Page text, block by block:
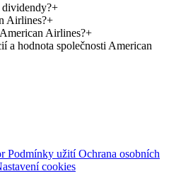
+
Airlines?+
Airlines?+
a hodnota společnosti American
Podmínky užitíOchrana osobních
cookies